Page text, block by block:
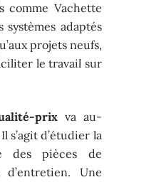
comme Vachette
adaptés
projets neufs,
le travail sur
prix va au-
s’agit d’étudier la
des pièces de
Une